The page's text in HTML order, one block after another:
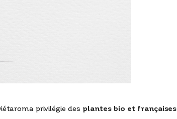
privilégie des plantes bio et françaises